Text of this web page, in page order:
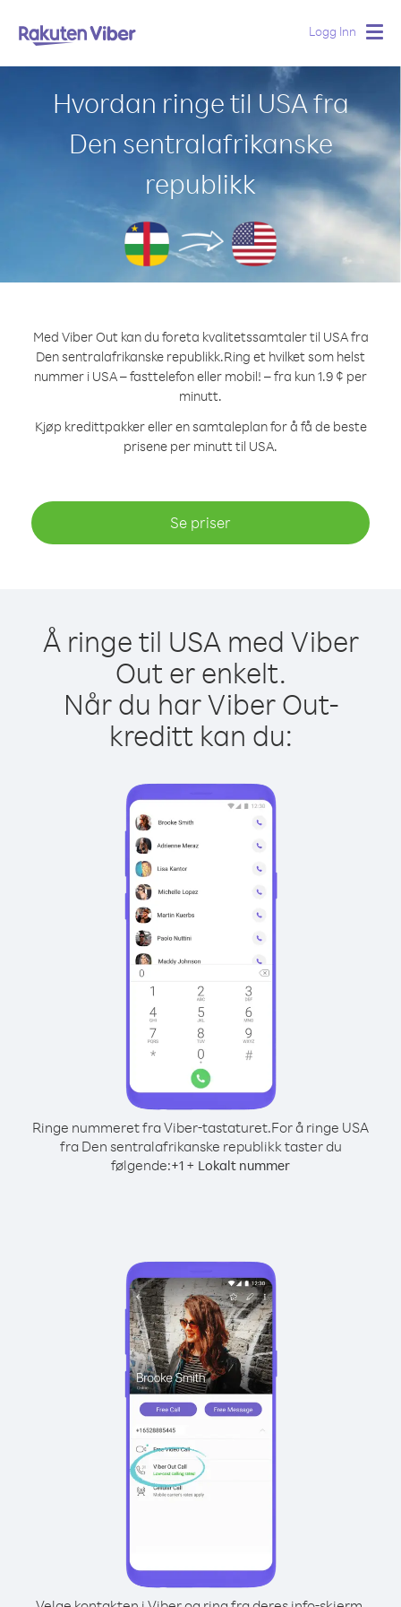
Logg Inn
Hvordan ringe til USA fra
Den sentralafrikanske
republikk
Med Viber Out kan du foreta kvalitetssamtaler til USA fra
Den sentralafrikanske republikk.Ring et hvilket som helst
nummer i USA – fasttelefon eller mobil! – fra kun 1.9 ¢ per
minutt.
Kjøp kredittpakker eller en samtaleplan for å få de beste
prisene per minutt til USA.
Se priser
Å ringe til USA med Viber
Out er enkelt.
Når du har Viber Out-
kreditt kan du:
Ringe nummeret fra Viber-tastaturet.For å ringe USA
fra Den sentralafrikanske republikk taster du
følgende:+1 + Lokalt nummer